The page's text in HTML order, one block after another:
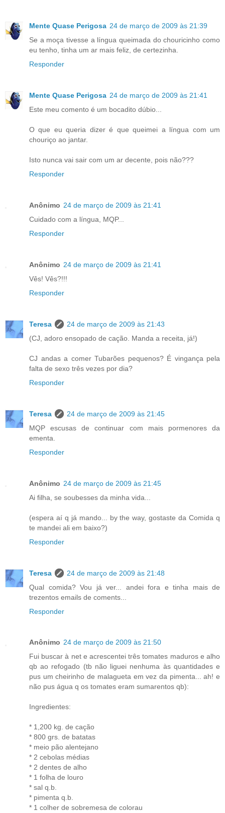
Mente Quase Perigosa 24 de março de 2009 às 21:39
Se a moça tivesse a língua queimada do chouricinho como
eu tenho, tinha um ar mais feliz, de certezinha.
Responder
Mente Quase Perigosa 24 de março de 2009 às 21:41
Este meu comento é um bocadito dúbio...
O que eu queria dizer é que queimei a língua com um
chouriço ao jantar.
Isto nunca vai sair com um ar decente, pois não???
Responder
Anônimo 24 de março de 2009 às 21:41
Cuidado com a língua, MQP...
Responder
Anônimo 24 de março de 2009 às 21:41
Vês! Vês?!!!
Responder
Teresa
24 de março de 2009 às 21:43
(CJ, adoro ensopado de cação. Manda a receita, já!)
CJ andas a comer Tubarões pequenos? É vingança pela
falta de sexo três vezes por dia?
Responder
Teresa
24 de março de 2009 às 21:45
MQP escusas de continuar com mais pormenores da
ementa.
Responder
Anônimo 24 de março de 2009 às 21:45
Ai filha, se soubesses da minha vida...
(espera aí q já mando... by the way, gostaste da Comida q
te mandei ali em baixo?)
Responder
Teresa
24 de março de 2009 às 21:48
Qual comida? Vou já ver... andei fora e tinha mais de
trezentos emails de coments...
Responder
Anônimo 24 de março de 2009 às 21:50
Fui buscar à net e acrescentei três tomates maduros e alho
qb ao refogado (tb não liguei nenhuma às quantidades e
pus um cheirinho de malagueta em vez da pimenta... ah! e
não pus água q os tomates eram sumarentos qb):
Ingredientes:
* 1,200 kg. de cação
* 800 grs. de batatas
* meio pão alentejano
* 2 cebolas médias
* 2 dentes de alho
* 1 folha de louro
* sal q.b.
* pimenta q.b.
* 1 colher de sobremesa de colorau